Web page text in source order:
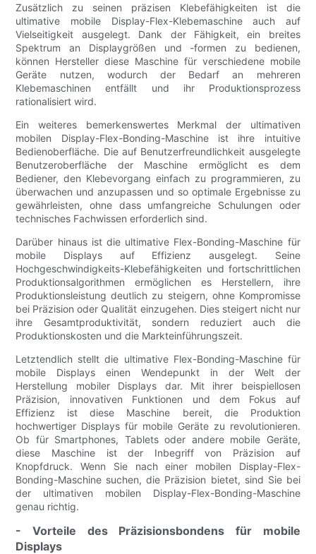
Zusätzlich zu seinen präzisen Klebefähigkeiten ist die
ultimative mobile Display-Flex-Klebemaschine auch auf
Vielseitigkeit ausgelegt. Dank der Fähigkeit, ein breites
Spektrum an Displaygrößen und -formen zu bedienen,
können Hersteller diese Maschine für verschiedene mobile
Geräte nutzen, wodurch der Bedarf an mehreren
Klebemaschinen entfällt und ihr Produktionsprozess
rationalisiert wird.
Ein weiteres bemerkenswertes Merkmal der ultimativen
mobilen Display-Flex-Bonding-Maschine ist ihre intuitive
Bedienoberfläche. Die auf Benutzerfreundlichkeit ausgelegte
Benutzeroberfläche der Maschine ermöglicht es dem
Bediener, den Klebevorgang einfach zu programmieren, zu
überwachen und anzupassen und so optimale Ergebnisse zu
gewährleisten, ohne dass umfangreiche Schulungen oder
technisches Fachwissen erforderlich sind.
Darüber hinaus ist die ultimative Flex-Bonding-Maschine für
mobile Displays auf Effizienz ausgelegt. Seine
Hochgeschwindigkeits-Klebefähigkeiten und fortschrittlichen
Produktionsalgorithmen ermöglichen es Herstellern, ihre
Produktionsleistung deutlich zu steigern, ohne Kompromisse
bei Präzision oder Qualität einzugehen. Dies steigert nicht nur
ihre Gesamtproduktivität, sondern reduziert auch die
Produktionskosten und die Markteinführungszeit.
Letztendlich stellt die ultimative Flex-Bonding-Maschine für
mobile Displays einen Wendepunkt in der Welt der
Herstellung mobiler Displays dar. Mit ihrer beispiellosen
Präzision, innovativen Funktionen und dem Fokus auf
Effizienz ist diese Maschine bereit, die Produktion
hochwertiger Displays für mobile Geräte zu revolutionieren.
Ob für Smartphones, Tablets oder andere mobile Geräte,
diese Maschine ist der Inbegriff von Präzision auf
Knopfdruck. Wenn Sie nach einer mobilen Display-Flex-
Bonding-Maschine suchen, die Präzision bietet, sind Sie bei
der ultimativen mobilen Display-Flex-Bonding-Maschine
genau richtig.
- Vorteile des Präzisionsbondens für mobile
Displays